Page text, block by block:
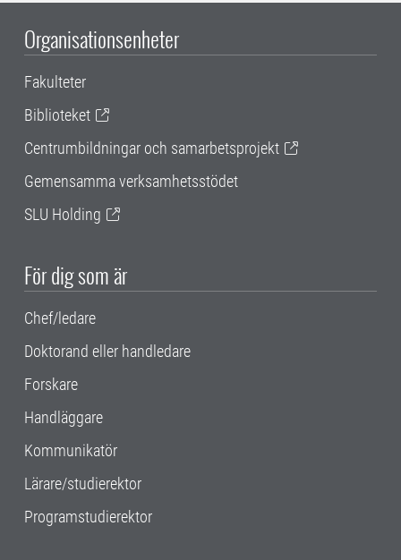
Organisationsenheter
Fakulteter
Biblioteket
Centrumbildningar och samarbetsprojekt
Gemensamma verksamhetsstödet
SLU Holding
För dig som är
Chef/ledare
Doktorand eller handledare
Forskare
Handläggare
Kommunikatör
Lärare/studierektor
Programstudierektor